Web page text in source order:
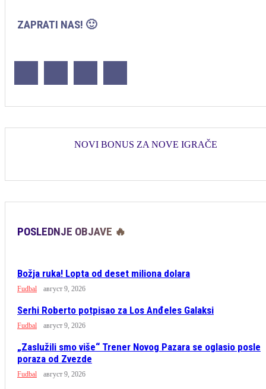
ZAPRATI NAS! 🙂
NOVI BONUS ZA NOVE IGRAČE
POSLEDNJE OBJAVE 🔥
Božja ruka! Lopta od deset miliona dolara
Fudbal август 9, 2026
Serhi Roberto potpisao za Los Anđeles Galaksi
Fudbal август 9, 2026
„Zaslužili smo više“ Trener Novog Pazara se oglasio posle
poraza od Zvezde
Fudbal август 9, 2026